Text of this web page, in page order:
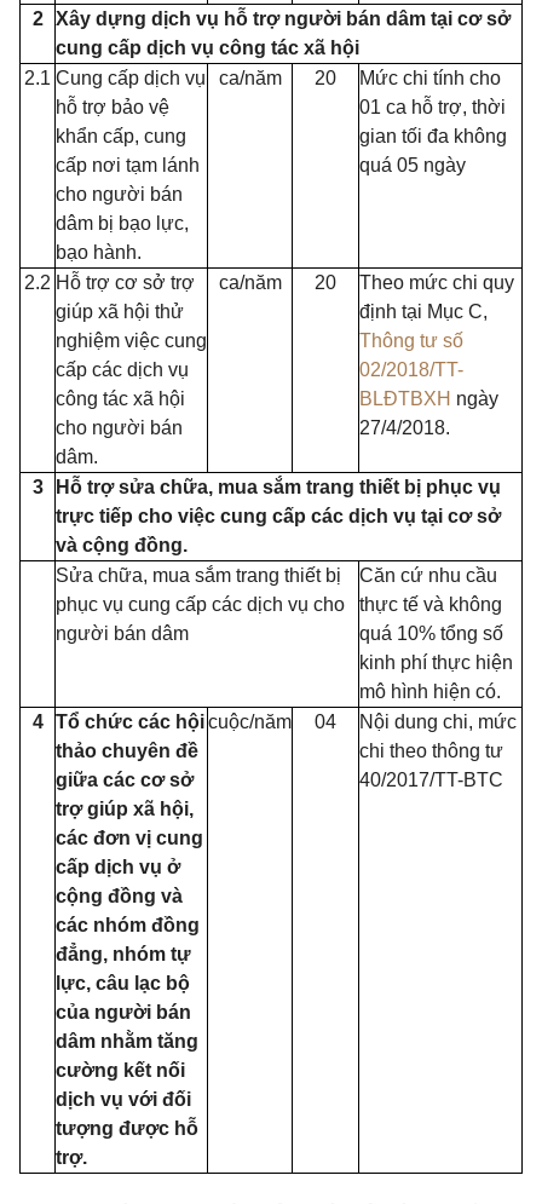
2
Xây dựng dịch vụ hỗ trợ người bán dâm tại cơ sở
cung cấp dịch vụ công tác xã hội
2.1 Cung cấp dịch vụ
hỗ trợ bảo vệ
khẩn cấp, cung
cấp nơi tạm lánh
cho người bán
dâm bị bạo lực,
bạo hành.
ca/năm 20
Mức chi tính cho
01 ca hỗ trợ, thời
gian tối đa không
quá 05 ngày
2.2 Hỗ trợ cơ sở trợ
giúp xã hội thử
nghiệm việc cung
cấp các dịch vụ
công tác xã hội
cho người bán
dâm.
ca/năm 20
Theo mức chi quy
định tại Mục C,
Thông tư số
02/2018/TT-
BLĐTBXH ngày
27/4/2018.
3
Hỗ trợ sửa chữa, mua sắm trang thiết bị phục vụ
trực tiếp cho việc cung cấp các dịch vụ tại cơ sở
và cộng đồng.
Sửa chữa, mua sắm trang thiết bị
phục vụ cung cấp các dịch vụ cho
người bán dâm
Căn cứ nhu cầu
thực tế và không
quá 10% tổng số
kinh phí thực hiện
mô hình hiện có.
4
Tổ chức các hội
thảo chuyên đề
giữa các cơ sở
trợ giúp xã hội,
các đơn vị cung
cấp dịch vụ ở
cộng đồng và
các nhóm đồng
đẳng, nhóm tự
lực, câu lạc bộ
của người bán
dâm nhằm tăng
cường kết nối
dịch vụ với đối
tượng được hỗ
trợ.
cuộc/năm 04
Nội dung chi, mức
chi theo thông tư
40/2017/TT-BTC